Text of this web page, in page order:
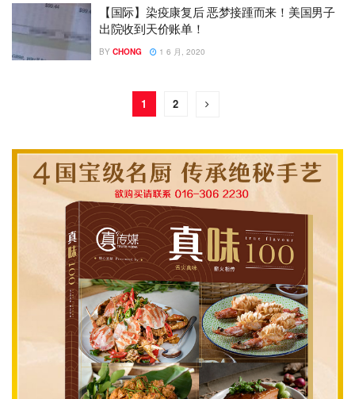
【国际】染疫康复后 恶梦接踵而来！美国男子
出院收到天价账单！
BY CHONG 1 6 月, 2020
1 2